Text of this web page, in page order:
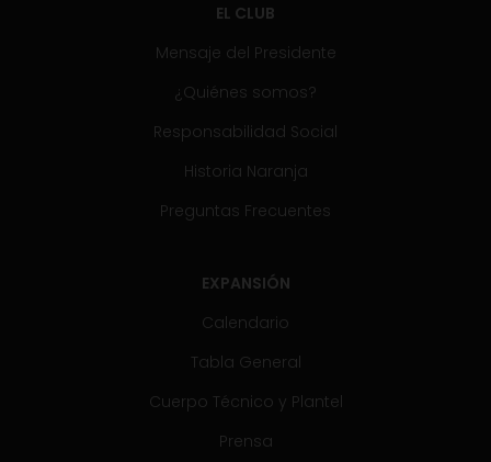
EL CLUB
Mensaje del Presidente
¿Quiénes somos?
Responsabilidad Social
Historia Naranja
Preguntas Frecuentes
EXPANSIÓN
Calendario
Tabla General
Cuerpo Técnico y Plantel
Prensa